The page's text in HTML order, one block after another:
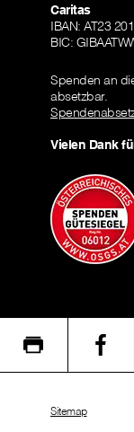
Caritas
IBAN: AT23
BIC:
Spenden an
absetzbar.
Vielen Dank
Sitemap